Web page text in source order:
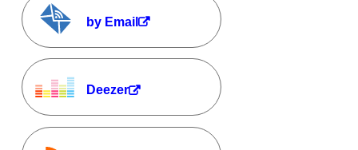
by Email
Deezer